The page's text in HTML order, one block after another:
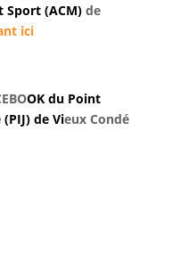
Sport (ACM) de
ici
OK du Point
de Vieux Condé